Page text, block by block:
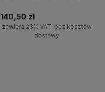
140,50 zł
zawiera 23% VAT, bez kosztów
dostawy